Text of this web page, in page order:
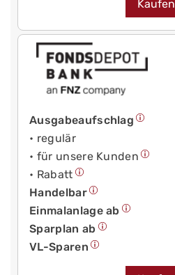
Kaufen
Ausgabeaufschlag
• regulär
• für unsere Kunden
• Rabatt
Handelbar
Einmalanlage ab
Sparplan ab
VL-Sparen